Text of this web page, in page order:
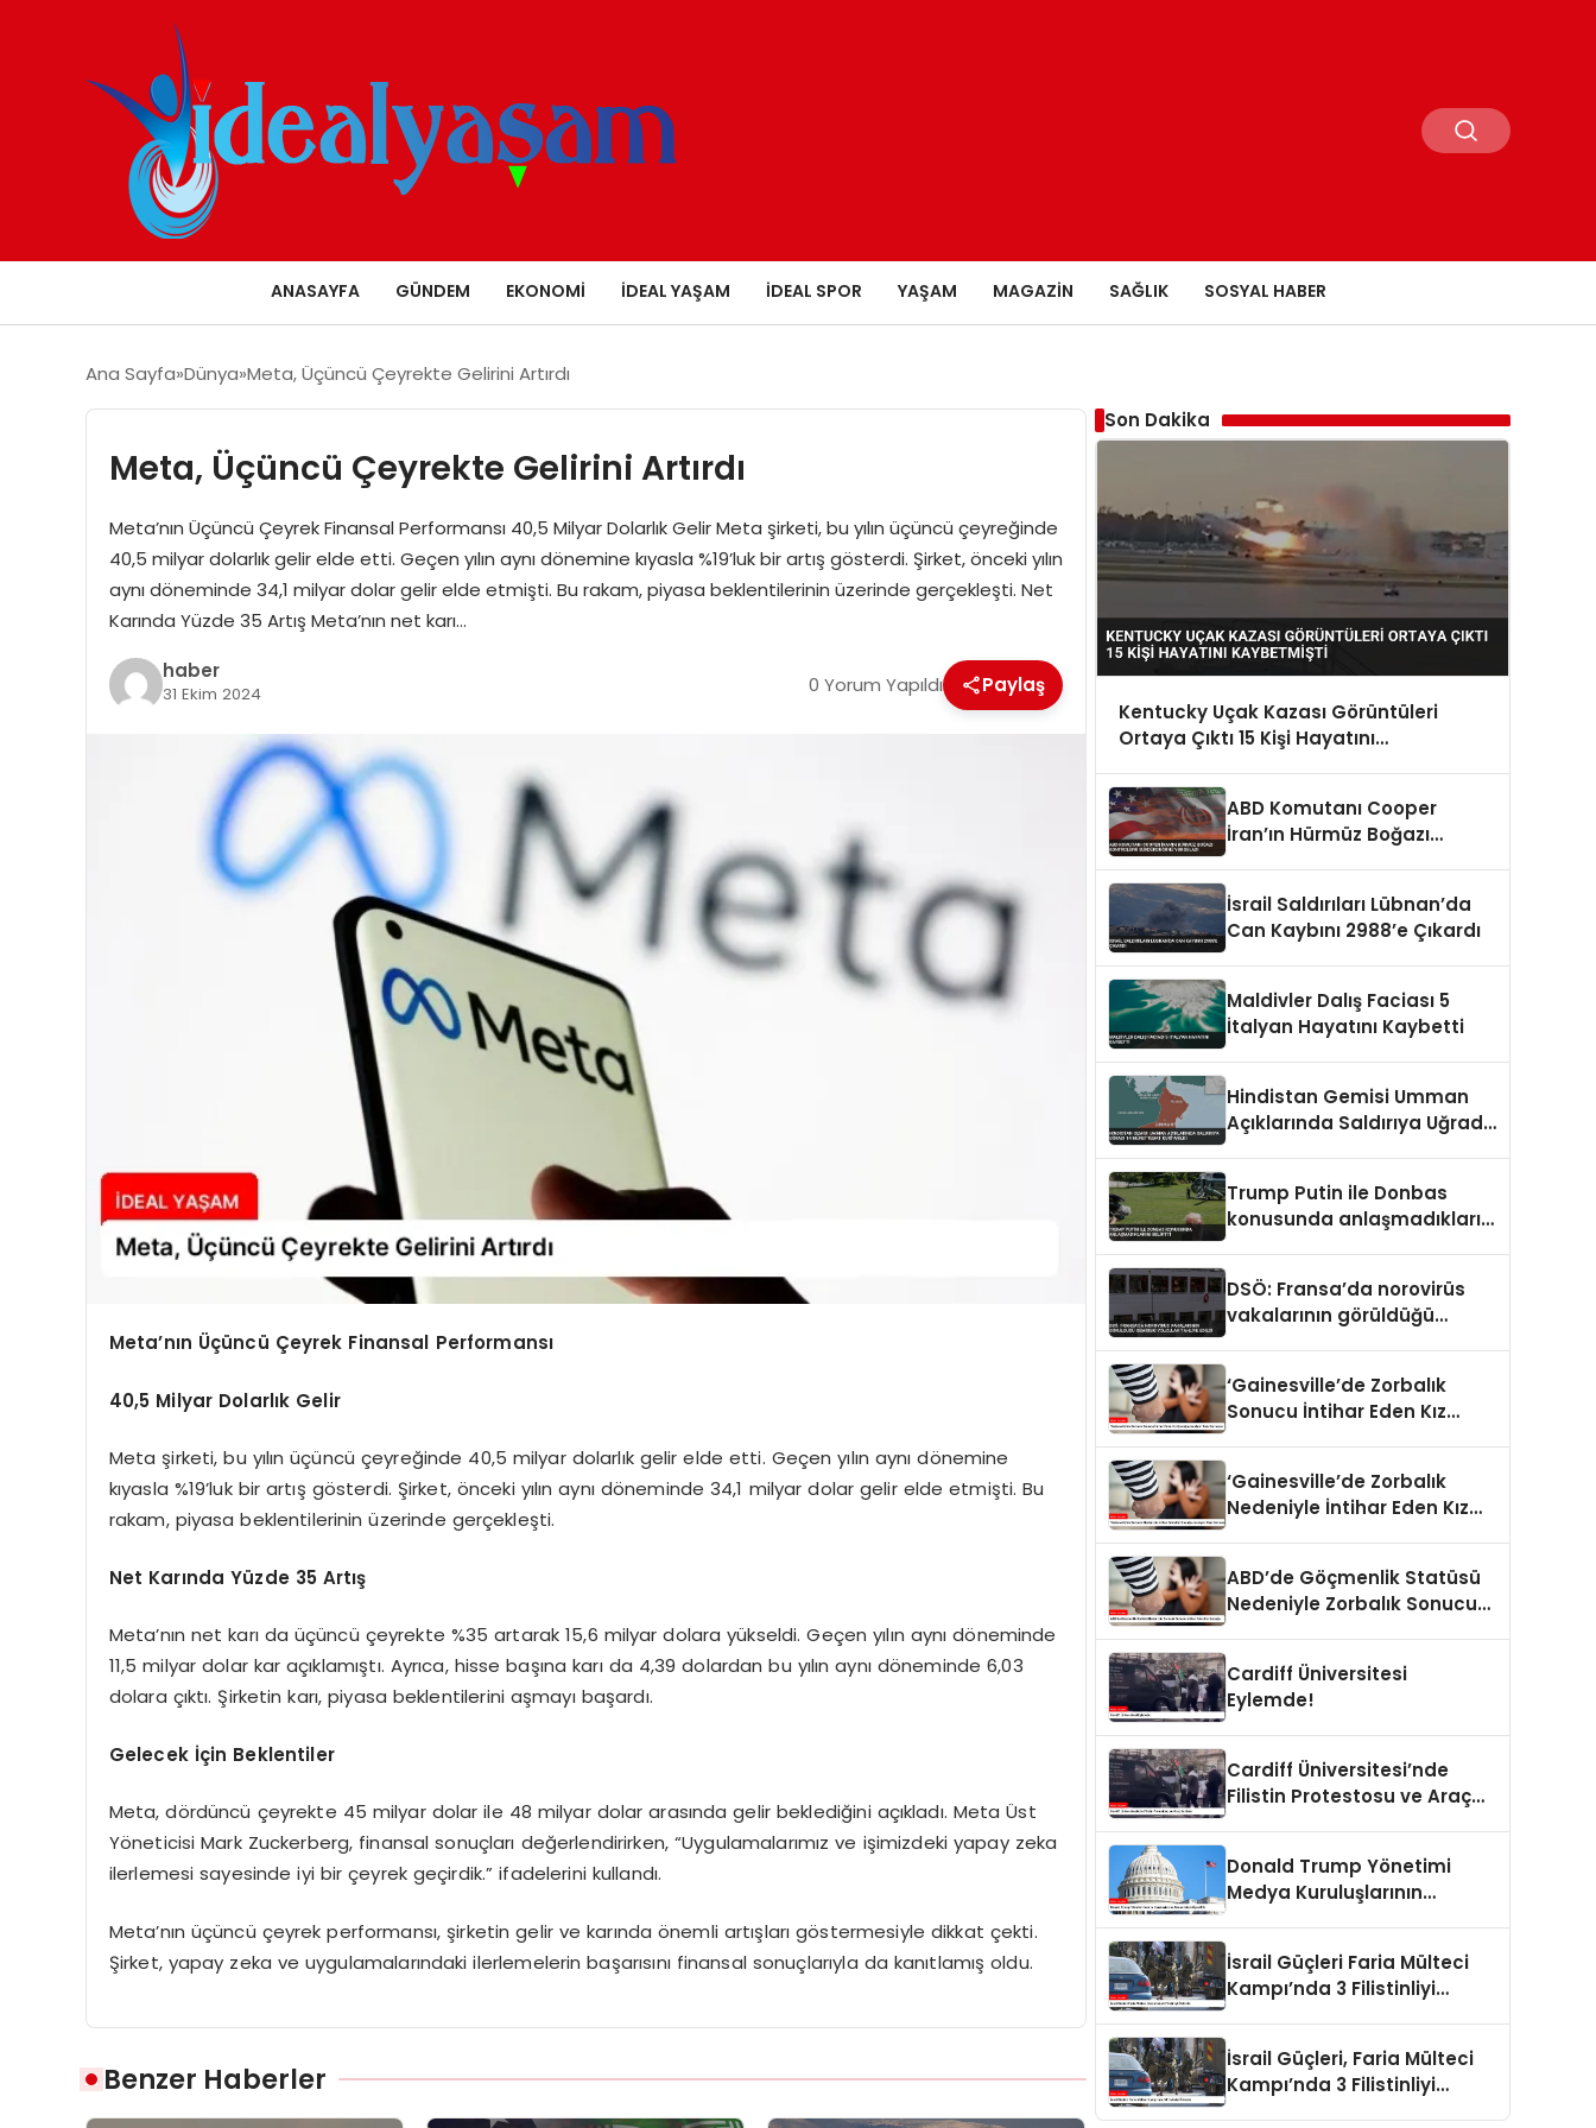
ANASAYFA GÜNDEM EKONOMI İDEAL YAŞAM İDEAL SPOR YAŞAM MAGAZIN SAĞLIK SOSYAL HABER
Ana Sayfa Dünya Meta, Üçüncü Çeyrekte Gelirini Artırdı
Meta, Üçüncü Çeyrekte Gelirini Artırdı
Meta’nın Üçüncü Çeyrek Finansal Performansı 40,5 Milyar Dolarlık Gelir Meta şirketi, bu yılın üçüncü çeyreğinde
40,5 milyar dolarlık gelir elde etti. Geçen yılın aynı dönemine kıyasla %19’luk bir artış gösterdi. Şirket, önceki yılın
aynı döneminde 34,1 milyar dolar gelir elde etmişti. Bu rakam, piyasa beklentilerinin üzerinde gerçekleşti. Net
Karında Yüzde 35 Artış Meta’nın net karı…
haber
31 Ekim 2024 0 Yorum Yapıldı Paylaş
Meta’nın Üçüncü Çeyrek Finansal Performansı
40,5 Milyar Dolarlık Gelir
Meta şirketi, bu yılın üçüncü çeyreğinde 40,5 milyar dolarlık gelir elde etti. Geçen yılın aynı dönemine
kıyasla %19’luk bir artış gösterdi. Şirket, önceki yılın aynı döneminde 34,1 milyar dolar gelir elde etmişti. Bu
rakam, piyasa beklentilerinin üzerinde gerçekleşti.
Net Karında Yüzde 35 Artış
Meta’nın net karı da üçüncü çeyrekte %35 artarak 15,6 milyar dolara yükseldi. Geçen yılın aynı döneminde
11,5 milyar dolar kar açıklamıştı. Ayrıca, hisse başına karı da 4,39 dolardan bu yılın aynı döneminde 6,03
dolara çıktı. Şirketin karı, piyasa beklentilerini aşmayı başardı.
Gelecek İçin Beklentiler
Meta, dördüncü çeyrekte 45 milyar dolar ile 48 milyar dolar arasında gelir beklediğini açıkladı. Meta Üst
Yöneticisi Mark Zuckerberg, finansal sonuçları değerlendirirken, “Uygulamalarımız ve işimizdeki yapay zeka
ilerlemesi sayesinde iyi bir çeyrek geçirdik.” ifadelerini kullandı.
Meta’nın üçüncü çeyrek performansı, şirketin gelir ve karında önemli artışları göstermesiyle dikkat çekti.
Şirket, yapay zeka ve uygulamalarındaki ilerlemelerin başarısını finansal sonuçlarıyla da kanıtlamış oldu.
Benzer Haberler
Son Dakika
Kentucky Uçak Kazası Görüntüleri
Ortaya Çıktı 15 Kişi Hayatını
ABD Komutanı Cooper
İran’ın Hürmüz Boğazı
İsrail Saldırıları Lübnan’da
Can Kaybını 2988’e Çıkardı
Maldivler Dalış Faciası 5
İtalyan Hayatını Kaybetti
Hindistan Gemisi Umman
Açıklarında Saldırıya Uğradı
Trump Putin ile Donbas
konusunda anlaşmadıklarını
DSÖ: Fransa’da norovirüs
vakalarının görüldüğü
‘Gainesville’de Zorbalık
Sonucu İntihar Eden Kız
‘Gainesville’de Zorbalık
Nedeniyle İntihar Eden Kız
ABD’de Göçmenlik Statüsü
Nedeniyle Zorbalık Sonucu
Cardiff Üniversitesi
Eylemde!
Cardiff Üniversitesi’nde
Filistin Protestosu ve Araç
Donald Trump Yönetimi
Medya Kuruluşlarının
İsrail Güçleri Faria Mülteci
Kampı’nda 3 Filistinliyi
İsrail Güçleri, Faria Mülteci
Kampı’nda 3 Filistinliyi